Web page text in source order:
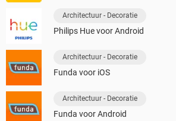
Architectuur - Decoratie
Philips Hue voor Android
Architectuur - Decoratie
Funda voor iOS
Architectuur - Decoratie
Funda voor Android